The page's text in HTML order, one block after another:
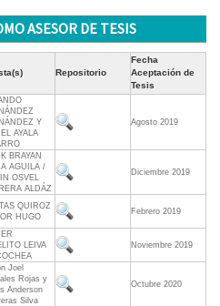
ASESOR DE TESIS
Repositorio
Fecha
Aceptación de
Tesis
Y
AYALA
Agosto 2019
BRAYAN
AGUILA /
OSVEL
ALDÁZ
Diciembre 2019
QUIROZ
HUGO
Febrero 2019
LEIVA
Noviembre 2019
Joel
Rojas y
Anderson
Silva
Octubre 2020